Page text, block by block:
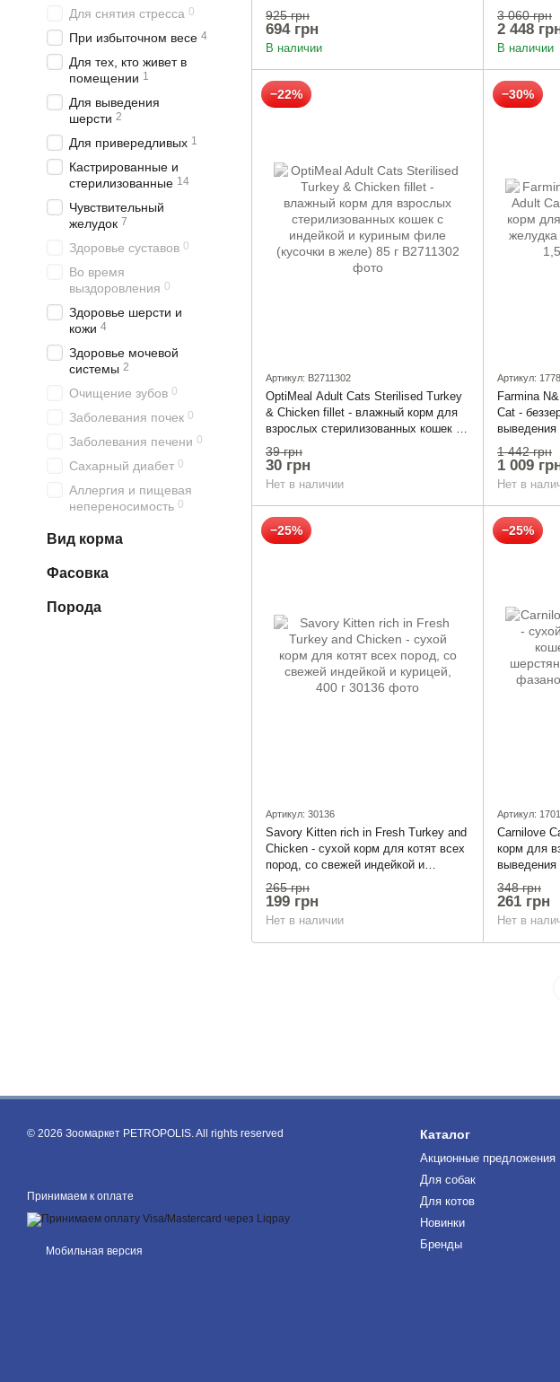
925 грн
694 грн
В наличии
3 060 грн
2 448
В наличии
−22%
Артикул: B2711302
OptiMeal Adult Cats Sterilised Turkey
& Chicken fillet - влажный корм для
взрослых стерилизованных кошек с
индейкой и куриным филе (кусочки в
желе) 85 г
39 грн
30 грн
Нет в наличии
−30%
Артикул:
Farmina
Cat -
выведения
с уткой и
1 442 грн
1 009
Нет в
−25%
Артикул: 30136
Savory Kitten rich in Fresh Turkey and
Chicken - сухой корм для котят всех
пород, со свежей индейкой и
курицей, 400 г
265 грн
199 грн
Нет в наличии
−25%
Артикул:
Carnilove
корм для
выведения
уткой и
348 грн
261 грн
Нет в
Для снятия стресса 0
При избыточном весе 4
Для тех, кто живет в
помещении 1
Для выведения
шерсти 2
Для привередливых 1
Кастрированные и
стерилизованные 14
Чувствительный
желудок 7
Здоровье суставов 0
Во время
выздоровления 0
Здоровье шерсти и
кожи 4
Здоровье мочевой
системы 2
Очищение зубов 0
Заболевания почек 0
Заболевания печени 0
Сахарный диабет 0
Аллергия и пищевая
непереносимость 0
Вид корма
Фасовка
Порода
© 2026 Зоомаркет PETROPOLIS. All rights reserved
Принимаем к оплате
Мобильная версия
Каталог
Акционные предложения
Для собак
Для котов
Новинки
Бренды